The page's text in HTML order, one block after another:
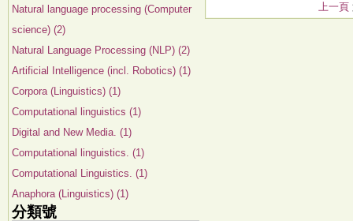
Natural language processing (Computer
science) (2)
Natural Language Processing (NLP) (2)
Artificial Intelligence (incl. Robotics) (1)
Corpora (Linguistics) (1)
Computational linguistics (1)
Digital and New Media. (1)
Computational linguistics. (1)
Computational Linguistics. (1)
Anaphora (Linguistics) (1)
分類號
上一頁